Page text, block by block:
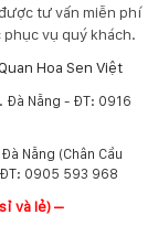
tư vấn miễn phí
vụ quý khách.
Hoa Sen Việt
Đà Nẵng - ĐT: 0916
Nẵng (Chân Cầu
ĐT: 0905 593 968
và lẻ) –